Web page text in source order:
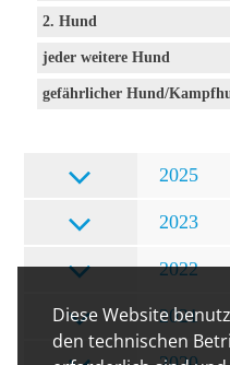
Diese Website
den technischen
2. Hund
jeder weitere Hund
gefährlicher Hund/
2025
2023
2022
2021